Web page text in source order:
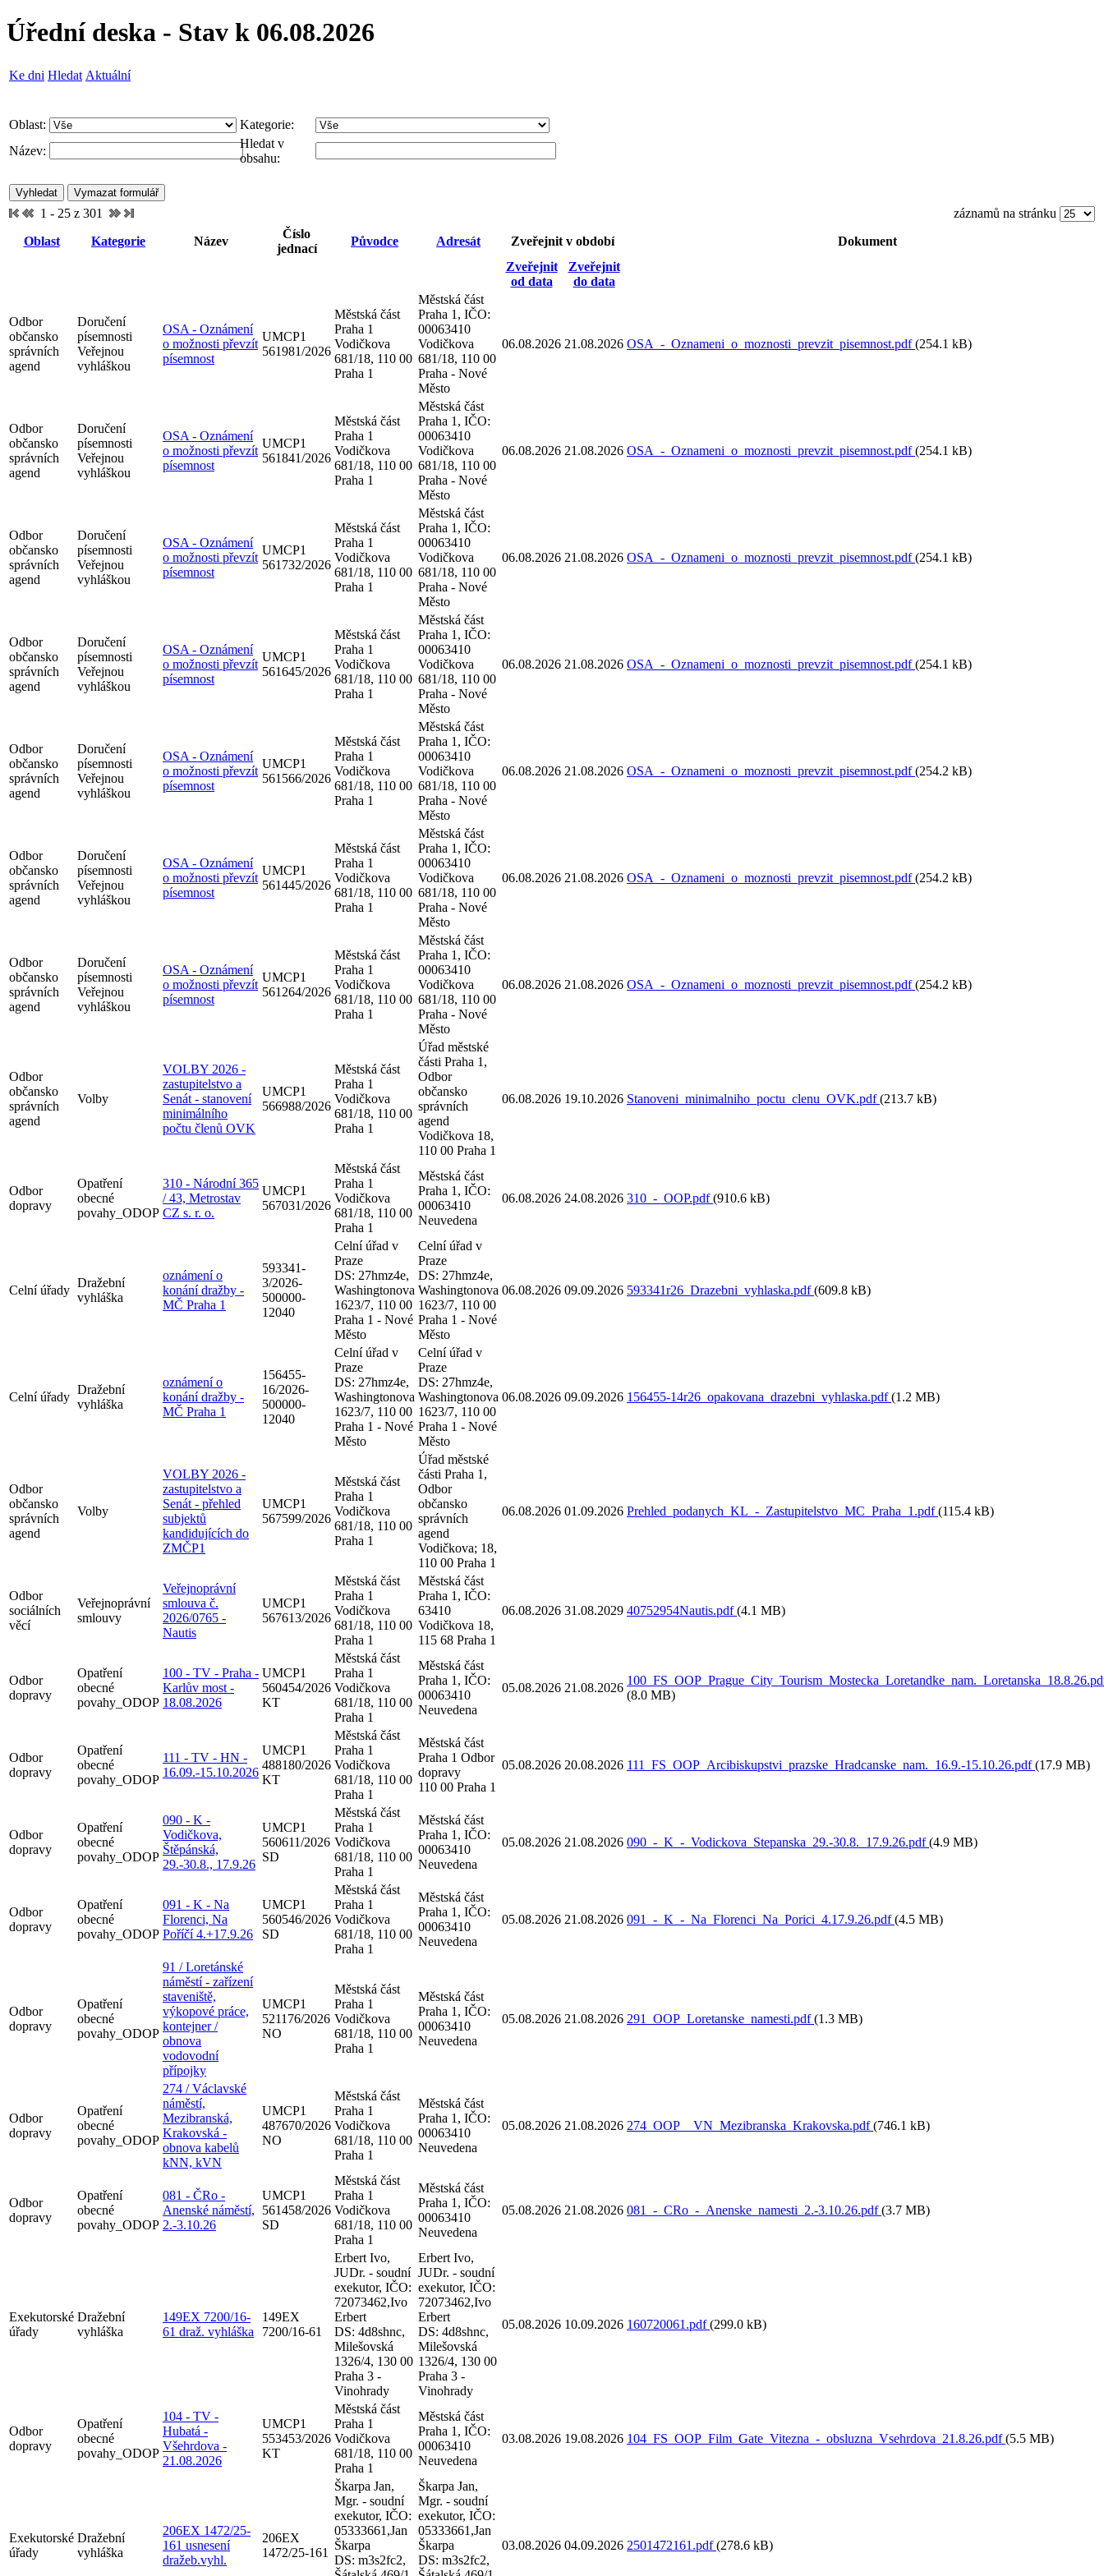
Úřední deska - Stav k 06.08.2026
Ke dni Hledat Aktuální
Oblast:
Kategorie:
Název:
Hledat v
obsahu:
1 - 25 z 301
záznamů na stránku
Oblast
Kategorie Název
Číslo
jednací
Původce Adresát Zveřejnit v období
Dokument
Zveřejnit
od data
Zveřejnit
do data
Odbor
občansko
správních
agend
Doručení
písemnosti
Veřejnou
vyhláškou
OSA - Oznámení
o možnosti převzít
písemnost
UMCP1
561981/2026
Městská část
Praha 1
Vodičkova
681/18, 110 00
Praha 1
Městská část
Praha 1, IČO:
00063410
Vodičkova
681/18, 110 00
Praha - Nové
Město
06.08.2026 21.08.2026 OSA_-_Oznameni_o_moznosti_prevzit_pisemnost.pdf(254.1 kB)
Odbor
občansko
správních
agend
Doručení
písemnosti
Veřejnou
vyhláškou
OSA - Oznámení
o možnosti převzít
písemnost
UMCP1
561841/2026
Městská část
Praha 1
Vodičkova
681/18, 110 00
Praha 1
Městská část
Praha 1, IČO:
00063410
Vodičkova
681/18, 110 00
Praha - Nové
Město
06.08.2026 21.08.2026 OSA_-_Oznameni_o_moznosti_prevzit_pisemnost.pdf(254.1 kB)
Odbor
občansko
správních
agend
Doručení
písemnosti
Veřejnou
vyhláškou
OSA - Oznámení
o možnosti převzít
písemnost
UMCP1
561732/2026
Městská část
Praha 1
Vodičkova
681/18, 110 00
Praha 1
Městská část
Praha 1, IČO:
00063410
Vodičkova
681/18, 110 00
Praha - Nové
Město
06.08.2026 21.08.2026 OSA_-_Oznameni_o_moznosti_prevzit_pisemnost.pdf(254.1 kB)
Odbor
občansko
správních
agend
Doručení
písemnosti
Veřejnou
vyhláškou
OSA - Oznámení
o možnosti převzít
písemnost
UMCP1
561645/2026
Městská část
Praha 1
Vodičkova
681/18, 110 00
Praha 1
Městská část
Praha 1, IČO:
00063410
Vodičkova
681/18, 110 00
Praha - Nové
Město
06.08.2026 21.08.2026 OSA_-_Oznameni_o_moznosti_prevzit_pisemnost.pdf(254.1 kB)
Odbor
občansko
správních
agend
Doručení
písemnosti
Veřejnou
vyhláškou
OSA - Oznámení
o možnosti převzít
písemnost
UMCP1
561566/2026
Městská část
Praha 1
Vodičkova
681/18, 110 00
Praha 1
Městská část
Praha 1, IČO:
00063410
Vodičkova
681/18, 110 00
Praha - Nové
Město
06.08.2026 21.08.2026 OSA_-_Oznameni_o_moznosti_prevzit_pisemnost.pdf(254.2 kB)
Odbor
občansko
správních
agend
Doručení
písemnosti
Veřejnou
vyhláškou
OSA - Oznámení
o možnosti převzít
písemnost
UMCP1
561445/2026
Městská část
Praha 1
Vodičkova
681/18, 110 00
Praha 1
Městská část
Praha 1, IČO:
00063410
Vodičkova
681/18, 110 00
Praha - Nové
Město
06.08.2026 21.08.2026 OSA_-_Oznameni_o_moznosti_prevzit_pisemnost.pdf(254.2 kB)
Odbor
občansko
správních
agend
Doručení
písemnosti
Veřejnou
vyhláškou
OSA - Oznámení
o možnosti převzít
písemnost
UMCP1
561264/2026
Městská část
Praha 1
Vodičkova
681/18, 110 00
Praha 1
Městská část
Praha 1, IČO:
00063410
Vodičkova
681/18, 110 00
Praha - Nové
Město
06.08.2026 21.08.2026 OSA_-_Oznameni_o_moznosti_prevzit_pisemnost.pdf(254.2 kB)
Odbor
občansko
správních
agend
Volby
VOLBY 2026 -
zastupitelstvo a
Senát - stanovení
minimálního
počtu členů OVK
UMCP1
566988/2026
Městská část
Praha 1
Vodičkova
681/18, 110 00
Praha 1
Úřad městské
části Praha 1,
Odbor
občansko
správních
agend
Vodičkova 18,
110 00 Praha 1
06.08.2026 19.10.2026 Stanoveni_minimalniho_poctu_clenu_OVK.pdf(213.7 kB)
Odbor
dopravy
Opatření
obecné
povahy_ODOP
310 - Národní 365
/ 43, Metrostav
CZ s. r. o.
UMCP1
567031/2026
Městská část
Praha 1
Vodičkova
681/18, 110 00
Praha 1
Městská část
Praha 1, IČO:
00063410
Neuvedena
06.08.2026 24.08.2026 310_-_OOP.pdf(910.6 kB)
Celní úřady
Dražební
vyhláška
oznámení o
konání dražby -
MČ Praha 1
593341-
3/2026-
500000-
12040
Celní úřad v
Praze
DS: 27hmz4e,
Washingtonova
1623/7, 110 00
Praha 1 - Nové
Město
Celní úřad v
Praze
DS: 27hmz4e,
Washingtonova
1623/7, 110 00
Praha 1 - Nové
Město
06.08.2026 09.09.2026 593341r26_Drazebni_vyhlaska.pdf(609.8 kB)
Celní úřady
Dražební
vyhláška
oznámení o
konání dražby -
MČ Praha 1
156455-
16/2026-
500000-
12040
Celní úřad v
Praze
DS: 27hmz4e,
Washingtonova
1623/7, 110 00
Praha 1 - Nové
Město
Celní úřad v
Praze
DS: 27hmz4e,
Washingtonova
1623/7, 110 00
Praha 1 - Nové
Město
06.08.2026 09.09.2026 156455-14r26_opakovana_drazebni_vyhlaska.pdf(1.2 MB)
Odbor
občansko
správních
agend
Volby
VOLBY 2026 -
zastupitelstvo a
Senát - přehled
subjektů
kandidujících do
ZMČP1
UMCP1
567599/2026
Městská část
Praha 1
Vodičkova
681/18, 110 00
Praha 1
Úřad městské
části Praha 1,
Odbor
občansko
správních
agend
Vodičkova; 18,
110 00 Praha 1
06.08.2026 01.09.2026 Prehled_podanych_KL_-_Zastupitelstvo_MC_Praha_1.pdf(115.4 kB)
Odbor
sociálních
věcí
Veřejnoprávní
smlouvy
Veřejnoprávní
smlouva č.
2026/0765 -
Nautis
UMCP1
567613/2026
Městská část
Praha 1
Vodičkova
681/18, 110 00
Praha 1
Městská část
Praha 1, IČO:
63410
Vodičkova 18,
115 68 Praha 1
06.08.2026 31.08.2029 40752954Nautis.pdf(4.1 MB)
Odbor
dopravy
Opatření
obecné
povahy_ODOP
100 - TV - Praha -
Karlův most -
18.08.2026
UMCP1
560454/2026
KT
Městská část
Praha 1
Vodičkova
681/18, 110 00
Praha 1
Městská část
Praha 1, IČO:
00063410
Neuvedena
05.08.2026 21.08.2026
(8.0 MB)
Odbor
dopravy
Opatření
obecné
povahy_ODOP
111 - TV - HN -
16.09.-15.10.2026
UMCP1
488180/2026
KT
Městská část
Praha 1
Vodičkova
681/18, 110 00
Praha 1
Městská část
Praha 1 Odbor
dopravy
110 00 Praha 1
05.08.2026 20.08.2026 111_FS_OOP_Arcibiskupstvi_prazske_Hradcanske_nam._16.9.-15.10.26.pdf(17.9 MB)
Odbor
dopravy
Opatření
obecné
povahy_ODOP
090 - K -
Vodičkova,
Štěpánská,
29.-30.8., 17.9.26
UMCP1
560611/2026
SD
Městská část
Praha 1
Vodičkova
681/18, 110 00
Praha 1
Městská část
Praha 1, IČO:
00063410
Neuvedena
05.08.2026 21.08.2026 090_-_K_-_Vodickova_Stepanska_29.-30.8._17.9.26.pdf(4.9 MB)
Odbor
dopravy
Opatření
obecné
povahy_ODOP
091 - K - Na
Florenci, Na
Poříčí 4.+17.9.26
UMCP1
560546/2026
SD
Městská část
Praha 1
Vodičkova
681/18, 110 00
Praha 1
Městská část
Praha 1, IČO:
00063410
Neuvedena
05.08.2026 21.08.2026 091_-_K_-_Na_Florenci_Na_Porici_4.17.9.26.pdf(4.5 MB)
Odbor
dopravy
Opatření
obecné
povahy_ODOP
91 / Loretánské
náměstí - zařízení
staveniště,
výkopové práce,
kontejner /
obnova
vodovodní
přípojky
UMCP1
521176/2026
NO
Městská část
Praha 1
Vodičkova
681/18, 110 00
Praha 1
Městská část
Praha 1, IČO:
00063410
Neuvedena
05.08.2026 21.08.2026 291_OOP_Loretanske_namesti.pdf(1.3 MB)
Odbor
dopravy
Opatření
obecné
povahy_ODOP
274 / Václavské
náměstí,
Mezibranská,
Krakovská -
obnova kabelů
kNN, kVN
UMCP1
487670/2026
NO
Městská část
Praha 1
Vodičkova
681/18, 110 00
Praha 1
Městská část
Praha 1, IČO:
00063410
Neuvedena
05.08.2026 21.08.2026 274_OOP__VN_Mezibranska_Krakovska.pdf(746.1 kB)
Odbor
dopravy
Opatření
obecné
povahy_ODOP
081 - ČRo -
Anenské náměstí,
2.-3.10.26
UMCP1
561458/2026
SD
Městská část
Praha 1
Vodičkova
681/18, 110 00
Praha 1
Městská část
Praha 1, IČO:
00063410
Neuvedena
05.08.2026 21.08.2026 081_-_CRo_-_Anenske_namesti_2.-3.10.26.pdf(3.7 MB)
Exekutorské
úřady
Dražební
vyhláška
149EX 7200/16-
61 draž. vyhláška
149EX
7200/16-61
Erbert Ivo,
JUDr. - soudní
exekutor, IČO:
72073462,Ivo
Erbert
DS: 4d8shnc,
Milešovská
1326/4, 130 00
Praha 3 -
Vinohrady
Erbert Ivo,
JUDr. - soudní
exekutor, IČO:
72073462,Ivo
Erbert
DS: 4d8shnc,
Milešovská
1326/4, 130 00
Praha 3 -
Vinohrady
05.08.2026 10.09.2026 160720061.pdf(299.0 kB)
Odbor
dopravy
Opatření
obecné
povahy_ODOP
104 - TV -
Hubatá -
Všehrdova -
21.08.2026
UMCP1
553453/2026
KT
Městská část
Praha 1
Vodičkova
681/18, 110 00
Praha 1
Městská část
Praha 1, IČO:
00063410
Neuvedena
03.08.2026 19.08.2026 104_FS_OOP_Film_Gate_Vitezna_-_obsluzna_Vsehrdova_21.8.26.pdf(5.5 MB)
Exekutorské
úřady
Dražební
vyhláška
206EX 1472/25-
161 usnesení
dražeb.vyhl.
206EX
1472/25-161
Škarpa Jan,
Mgr. - soudní
exekutor, IČO:
05333661,Jan
Škarpa
DS: m3s2fc2,
Škarpa Jan,
Mgr. - soudní
exekutor, IČO:
05333661,Jan
Škarpa
DS: m3s2fc2,
03.08.2026 04.09.2026 2501472161.pdf(278.6 kB)